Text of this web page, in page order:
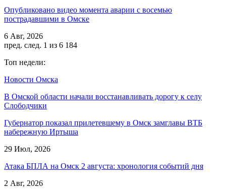
Опубликовано видео момента аварии с восемью
пострадавшими в Омске
6 Авг, 2026
пред. след. 1 из 6 184
Топ недели:
Новости Омска
В Омской области начали восстанавливать дорогу к селу
Слободчики
Губернатор показал прилетевшему в Омск замглавы ВТБ
набережную Иртыша
29 Июл, 2026
Атака БПЛА на Омск 2 августа: хронология событий дня
2 Авг, 2026